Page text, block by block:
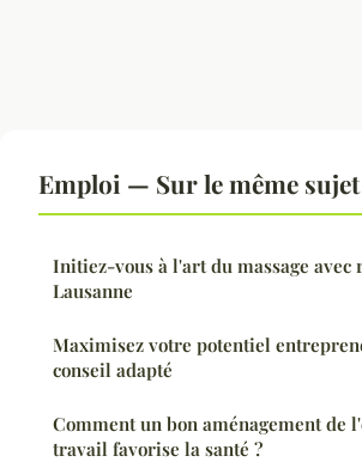
Emploi — Sur le même sujet
Initiez-vous à l'art du massage avec
Lausanne
Maximisez votre potentiel
conseil adapté
Comment un bon aménagement de
travail favorise la santé ?